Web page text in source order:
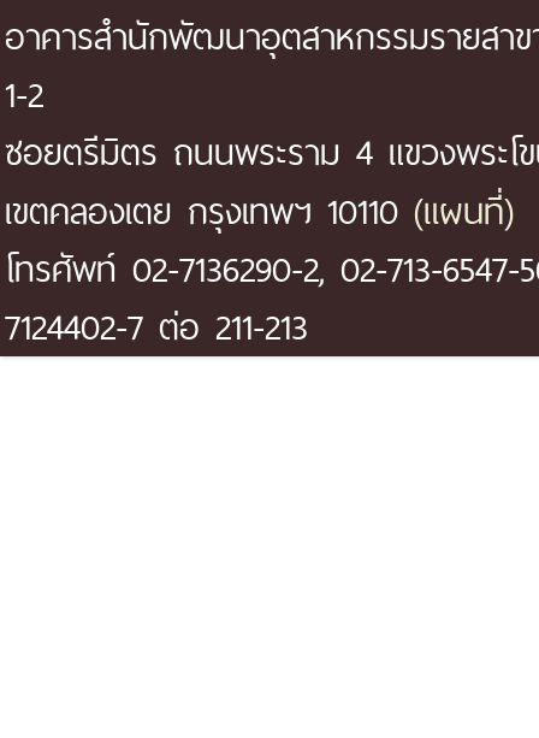
อาคารสำนักพัฒนาอุตสาหกรรมรายสา
1-2
ซอยตรีมิตร ถนนพระราม 4 แขวงพระโ
เขตคลองเตย กรุงเทพฯ 10110 (แผนที่)
โทรศัพท์ 02-7136290-2, 02-713-6547-
7124402-7 ต่อ 211-213